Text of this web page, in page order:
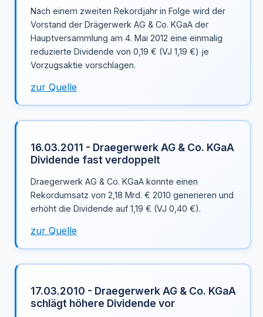
Nach einem zweiten Rekordjahr in Folge wird der
Vorstand der Drägerwerk AG & Co. KGaA der
Hauptversammlung am 4. Mai 2012 eine einmalig
reduzierte Dividende von 0,19 € (VJ 1,19 €) je
Vorzugsaktie vorschlagen.
zur Quelle
16.03.2011 - Draegerwerk AG & Co. KGaA
Dividende fast verdoppelt
Draegerwerk AG & Co. KGaA konnte einen
Rekordumsatz von 2,18 Mrd. € 2010 generieren und
erhöht die Dividende auf 1,19 € (VJ 0,40 €).
zur Quelle
17.03.2010 - Draegerwerk AG & Co. KGaA
schlägt höhere Dividende vor